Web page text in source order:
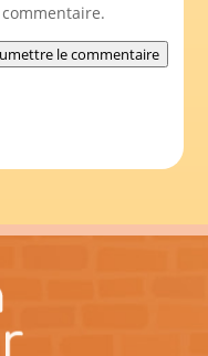
le commentaire